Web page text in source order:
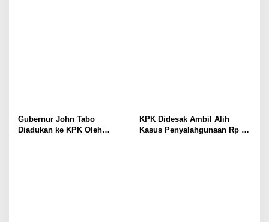
Gubernur John Tabo
Diadukan ke KPK Oleh
KPK Didesak Ambil Alih
Kasus Penyalahgunaan Rp 16